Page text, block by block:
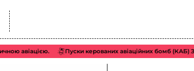
авіацією. Пуски керованих авіаційних бомб (КАБ)